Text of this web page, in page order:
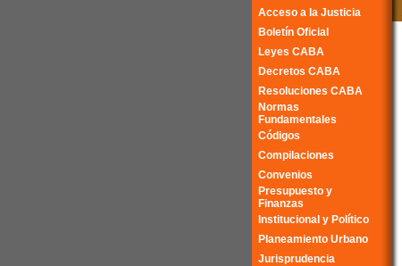
Acceso a la Justicia
Boletín Oficial
Leyes CABA
Decretos CABA
Resoluciones CABA
Normas
Fundamentales
Códigos
Compilaciones
Convenios
Presupuesto y
Finanzas
Institucional y Político
Planeamiento Urbano
Jurisprudencia